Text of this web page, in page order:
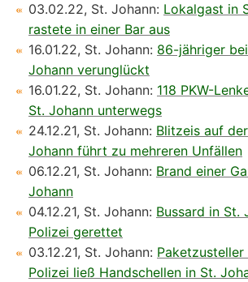
03.02.22, St. Johann: Lokalgast in
rastete in einer Bar aus
16.01.22, St. Johann: 86-jähriger
Johann verunglückt
16.01.22, St. Johann: 118 PKW-
St. Johann unterwegs
24.12.21, St. Johann: Blitzeis auf
Johann führt zu mehreren Unfällen
06.12.21, St. Johann: Brand einer
Johann
04.12.21, St. Johann: Bussard in St.
Polizei gerettet
03.12.21, St. Johann:
Polizei ließ Handschellen in St.